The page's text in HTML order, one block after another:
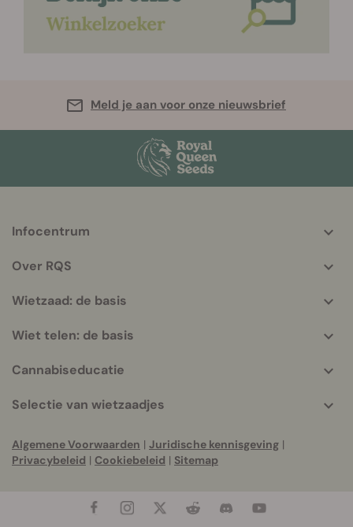
Meld je aan voor onze nieuwsbrief
info
Infocentrum
Over RQS
Wietzaad: de basis
Wiet telen: de basis
Cannabiseducatie
Selectie van wietzaadjes
Algemene Voorwaarden | Juridische kennisgeving |
Privacybeleid | Cookiebeleid | Sitemap